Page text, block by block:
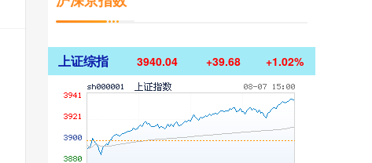
上证综指 3940.04 +39.68 +1.02%